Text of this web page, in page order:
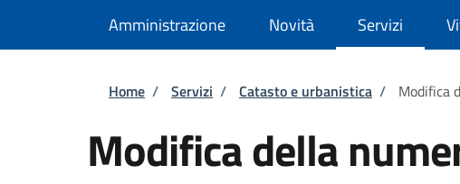
Amministrazione Novità Servizi
Briciole di pane
Home / Servizi / Catasto e urbanistica / Modifica
Modifica della